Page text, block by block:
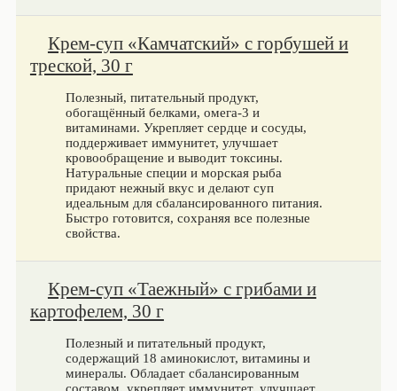
Крем-суп «Камчатский» с горбушей и
треской, 30 г
Полезный, питательный продукт,
обогащённый белками, омега-3 и
витаминами. Укрепляет сердце и сосуды,
поддерживает иммунитет, улучшает
кровообращение и выводит токсины.
Натуральные специи и морская рыба
придают нежный вкус и делают суп
идеальным для сбалансированного питания.
Быстро готовится, сохраняя все полезные
свойства.
Крем-суп «Таежный» с грибами и
картофелем, 30 г
Полезный и питательный продукт,
содержащий 18 аминокислот, витамины и
минералы. Обладает сбалансированным